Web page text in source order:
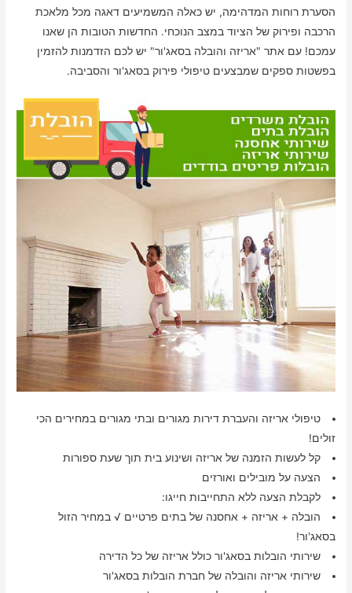
הסערת רוחות המדהימה, יש כאלה המשמיעים דאגה מכל מלאכת
הרכבה ופירוק של הציוד במצב הנוכחי. החדשות הטובות הן שאנו
עמכם! עם אתר "אריזה והובלה בסאג'ור" יש לכם הזדמנות להזמין
בפשטות ספקים שמבצעים טיפולי פירוק בסאג'ור והסביבה.
טיפולי אריזה והעברת דירות מגורים ובתי מגורים במחירים הכי
זולים!
קל לעשות הזמנה של אריזה ושינוע בית תוך שעת ספורות
הצעה על מובילים ואורזים
לקבלת הצעה ללא התחייבות חייגו:
הובלה + אריזה + אחסנה של בתים פרטיים √ במחיר הזול
בסאג'ור!
שירותי הובלות בסאג'ור כולל אריזה של כל הדירה
שירותי אריזה והובלה של חברת הובלות בסאג'ור